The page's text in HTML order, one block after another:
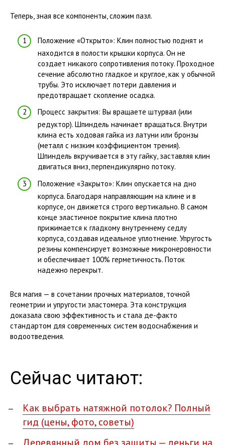
Теперь, зная все компоненты, сложим пазл.
Положение «Открыто»: Клин полностью поднят и
находится в полости крышки корпуса. Он не
создает никакого сопротивления потоку. Проходное
сечение абсолютно гладкое и круглое, как у обычной
трубы. Это исключает потери давления и
предотвращает скопление осадка.
Процесс закрытия: Вы вращаете штурвал (или
редуктор). Шпиндель начинает вращаться. Внутри
клина есть ходовая гайка из латуни или бронзы
(металл с низким коэффициентом трения).
Шпиндель вкручивается в эту гайку, заставляя клин
двигаться вниз, перпендикулярно потоку.
Положение «Закрыто»: Клин опускается на дно
корпуса. Благодаря направляющим на клине и в
корпусе, он движется строго вертикально. В самом
конце эластичное покрытие клина плотно
прижимается к гладкому внутреннему седлу
корпуса, создавая идеальное уплотнение. Упругость
резины компенсирует возможные микронеровности
и обеспечивает 100% герметичность. Поток
надежно перекрыт.
Вся магия — в сочетании прочных материалов, точной
геометрии и упругости эластомера. Эта конструкция
доказала свою эффективность и стала де-факто
стандартом для современных систем водоснабжения и
водоотведения.
Сейчас читают:
Как выбрать натяжной потолок? Полный
гид (цены, фото, советы)